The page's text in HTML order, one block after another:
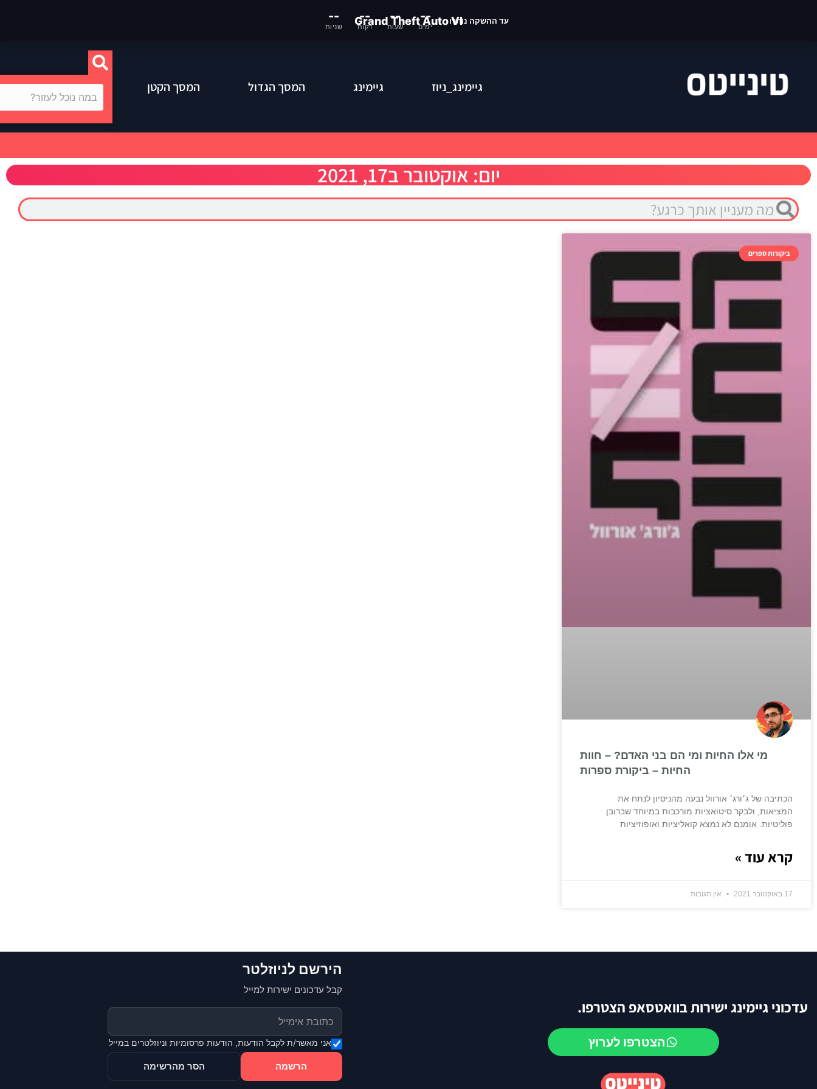
עד ההשקה נותרוGrand Theft Auto VI
--
ימים
--
שעות
--
דקות
--
שניות
גיימינג_ניוז גיימינג המסך הגדול המסך הקטן
יום: אוקטובר ב17, 2021
ביקורות ספרים
מי אלו החיות ומי הם בני האדם? – חוות
החיות – ביקורת ספרות
הכתיבה של ג׳ורג׳ אורוול נבעה מהניסיון לנתח את
המציאות, ולבקר סיטואציות מורכבות במיוחד שברובן
פוליטיות. אומנם לא נמצא קואליציות ואופוזיציות
קרא עוד »
17 באוקטובר 2021 אין תגובות
עדכוני גיימינג ישירות בוואטסאפ הצטרפו.
הצטרפו לערוץ
הירשם לניוזלטר
קבל עדכונים ישירות למייל
אני מאשר/ת לקבל הודעות, הודעות פרסומיות וניוזלטרים במייל
הרשמה הסר מהרשימה